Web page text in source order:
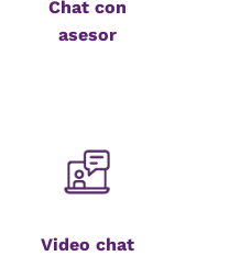
Chat con
asesor
Video chat